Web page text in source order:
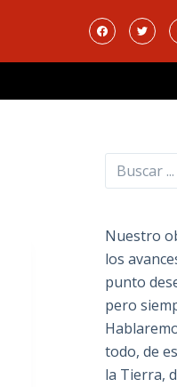
Buscar
Nuestro
los
punto
pero
todo, de
la Tierra,